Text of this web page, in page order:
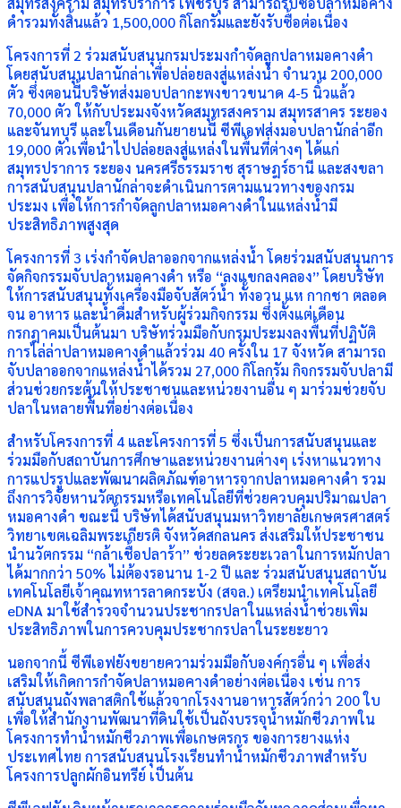
ดำรวมทั้งสิ้นแล้ว 1,500,000 กิโลกรัมและยังรับซื้อต่อเนื่อง
โครงการที่ 2 ร่วมสนับสนุนกรมประมงกำจัดลูกปลาหมอคางดำ
โดยสนับสนุนปลานักล่าเพื่อปล่อยลงสู่แหล่งน้ำ จำนวน 200,000
ตัว ซึ่งตอนนี้บริษัทส่งมอบปลากะพงขาวขนาด 4-5 นิ้วแล้ว
70,000 ตัว ให้กับประมงจังหวัดสมุทรสงคราม สมุทรสาคร ระยอง
และจันทบุรี และในเดือนกันยายนนี้ ซีพีเอฟส่งมอบปลานักล่าอีก
19,000 ตัวเพื่อนำไปปล่อยลงสู่แหล่งในพื้นที่ต่างๆ ได้แก่
สมุทรปราการ ระยอง นครศรีธรรมราช สุราษฎร์ธานี และสงขลา
การสนับสนุนปลานักล่าจะดำเนินการตามแนวทางของกรม
ประมง เพื่อให้การกำจัดลูกปลาหมอคางดำในแหล่งน้ำมี
ประสิทธิภาพสูงสุด
โครงการที่ 3 เร่งกำจัดปลาออกจากแหล่งน้ำ โดยร่วมสนับสนุนการ
จัดกิจกรรมจับปลาหมอคางดำ หรือ “ลงแขกลงคลอง” โดยบริษัท
ให้การสนับสนุนทั้งเครื่องมือจับสัตว์น้ำ ทั้งอวน แห กากชา ตลอด
จน อาหาร และน้ำดื่มสำหรับผู้ร่วมกิจกรรม ซึ่งตั้งแต่เดือน
กรกฎาคมเป็นต้นมา บริษัทร่วมมือกับกรมประมงลงพื้นที่ปฏิบัติ
การไล่ล่าปลาหมอคางดำแล้วร่วม 40 ครั้งใน 17 จังหวัด สามารถ
จับปลาออกจากแหล่งน้ำได้รวม 27,000 กิโลกรัม กิจกรรมจับปลามี
ส่วนช่วยกระตุ้นให้ประชาชนและหน่วยงานอื่น ๆ มาร่วมช่วยจับ
ปลาในหลายพื้นที่อย่างต่อเนื่อง
สำหรับโครงการที่ 4 และโครงการที่ 5 ซึ่งเป็นการสนับสนุนและ
ร่วมมือกับสถาบันการศึกษาและหน่วยงานต่างๆ เร่งหาแนวทาง
การแปรรูปและพัฒนาผลิตภัณฑ์อาหารจากปลาหมอคางดำ รวม
ถึงการวิจัยหานวัตกรรมหรือเทคโนโลยีที่ช่วยควบคุมปริมาณปลา
หมอคางดำ ขณะนี้ บริษัทได้สนับสนุนมหาวิทยาลัยเกษตรศาสตร์
วิทยาเขตเฉลิมพระเกียรติ จังหวัดสกลนคร ส่งเสริมให้ประชาชน
นำนวัตกรรม “กล้าเชื้อปลาร้า” ช่วยลดระยะเวลาในการหมักปลา
ได้มากกว่า 50% ไม่ต้องรอนาน 1-2 ปี และ ร่วมสนับสนุนสถาบัน
เทคโนโลยีเจ้าคุณทหารลาดกระบัง (สจล.)​ เตรียมนำเทคโนโลยี
eDNA มาใช้สำรวจจำนวนประชากรปลาในแหล่งน้ำช่วยเพิ่ม
ประสิทธิภาพในการควบคุมประชากรปลาในระยะยาว
นอกจากนี้ ซีพีเอฟยังขยายความร่วมมือกับองค์กรอื่น ๆ เพื่อส่ง
เสริมให้เกิดการกำจัดปลาหมอคางดำอย่างต่อเนื่อง เช่น การ
สนับสนุนถังพลาสติกใช้แล้วจากโรงงานอาหารสัตว์กว่า 200 ใบ
เพื่อให้สำนักงานพัฒนาที่ดินใช้เป็นถังบรรจุน้ำหมักชีวภาพใน
โครงการทำน้ำหมักชีวภาพเพื่อเกษตรกร ของการยางแห่ง
ประเทศไทย การสนับสนุนโรงเรียนทำน้ำหมักชีวภาพสำหรับ
โครงการปลูกผักอินทรีย์ เป็นต้น